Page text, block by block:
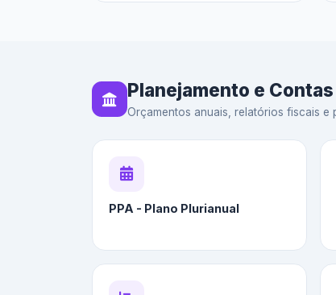
Planejamento e
Orçamentos anuais, relatórios fiscais e
PPA - Plano Plurianual